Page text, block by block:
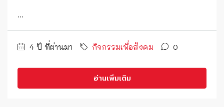
...
4 ปี ที่ผ่านมา กิจกรรมเพื่อสังคม 0
อ่านเพิ่มเติม